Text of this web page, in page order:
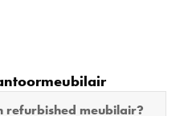
refurbished meubilair?